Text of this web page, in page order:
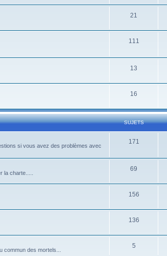
21
111
13
16
SUJETS
si vous avez des problèmes avec
171
charte.....
69
156
136
des mortels...
5